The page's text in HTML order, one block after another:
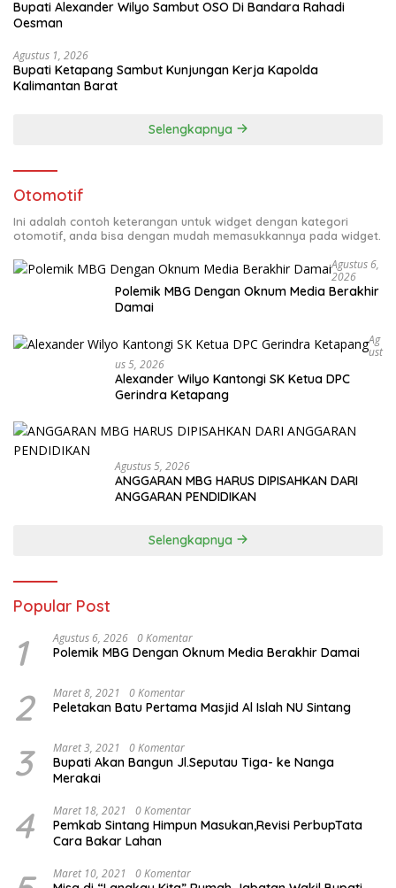
Bupati Alexander Wilyo Sambut OSO Di Bandara Rahadi
Oesman
Agustus 1, 2026
Bupati Ketapang Sambut Kunjungan Kerja Kapolda
Kalimantan Barat
Selengkapnya
Otomotif
Ini adalah contoh keterangan untuk widget dengan kategori
otomotif, anda bisa dengan mudah memasukkannya pada widget.
Agustus 6,
2026
Polemik MBG Dengan Oknum Media Berakhir
Damai
Ag
Ust
Us 5, 2026
Alexander Wilyo Kantongi SK Ketua DPC
Gerindra Ketapang
Agustus 5, 2026
ANGGARAN MBG HARUS DIPISAHKAN DARI
ANGGARAN PENDIDIKAN
Selengkapnya
Popular Post
1 Agustus 6, 2026 0 Komentar
Polemik MBG Dengan Oknum Media Berakhir Damai
2 Maret 8, 2021 0 Komentar
Peletakan Batu Pertama Masjid Al Islah NU Sintang
3 Maret 3, 2021 0 Komentar
Bupati Akan Bangun Jl.Seputau Tiga- ke Nanga
Merakai
4 Maret 18, 2021 0 Komentar
Pemkab Sintang Himpun Masukan,Revisi PerbupTata
Cara Bakar Lahan
Maret 10, 2021 0 Komentar